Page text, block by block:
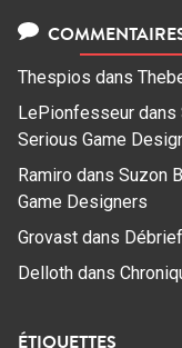
Thespios dans
LePionfesseur dans
Serious Game
Ramiro dans Suzon
Game Designers
Grovast dans Débrief
Delloth dans
ÉTIQUETTES